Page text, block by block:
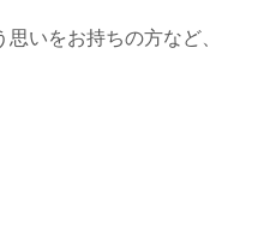
いをお持ちの方など、